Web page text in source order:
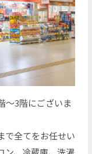
～3階にございま
で全てをお任せい